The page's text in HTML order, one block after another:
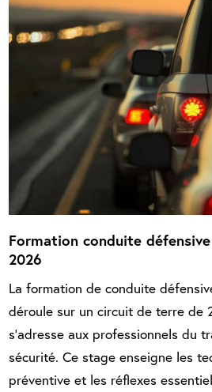
Formation conduite
2026
La formation de conduite
déroule sur un circuit de terre de
s’adresse aux professionnels du
sécurité. Ce stage enseigne les
préventive et les réflexes